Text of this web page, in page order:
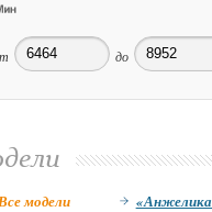
до
модели